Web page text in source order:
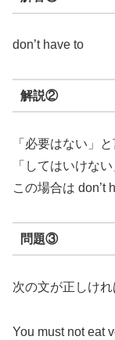
don’t have to
解説②
「必要はない」
「してはいけな
この場合は don’t
問題③
次の文が正しけ
You must not eat